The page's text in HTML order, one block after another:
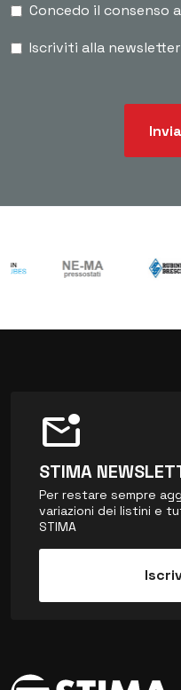
Concedo il consenso
Iscriviti alla newsletter
mark_email_unread
STIMA
Per restare sempre
variazioni dei listini e
STIMA